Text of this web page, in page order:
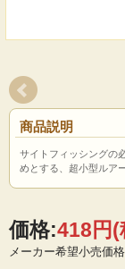
商品説明
サイトフィッシングの
めとする、超小型ルア
価格:418円(
メーカー希望小売価